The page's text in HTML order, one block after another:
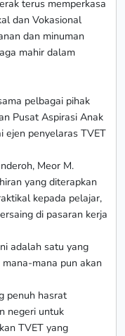
terus memperkasa
dan Vokasional
dan minuman
mahir dalam
pelbagai pihak
Pusat Aspirasi Anak
ejen penyelaras TVET
Meor M.
yang diterapkan
kepada pelajar,
di pasaran kerja
adalah satu yang
mana pun akan
penuh hasrat
negeri untuk
TVET yang